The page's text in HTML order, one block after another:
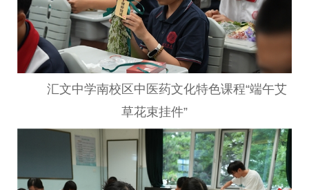
汇文中学南校区中医药文化特色课程“端午艾
草花束挂件”